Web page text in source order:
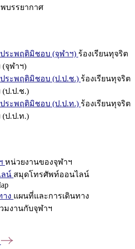
บรรยากาศ
ระพฤติมิชอบ (จุฬาฯ) ร้องเรียนทุจริต
จุฬาฯ)
ระพฤติมิชอบ (ป.ป.ช.) ร้องเรียนทุจริต
ป.ป.ช.)
ระพฤติมิชอบ (ป.ป.ท.) ร้องเรียนทุจริต
ป.ป.ท.)
หน่วยงานของจุฬาฯ
น์ สมุดโทรศัพท์ออนไลน์
าง แผนที่และการเดินทาง
มงานกับจุฬาฯ